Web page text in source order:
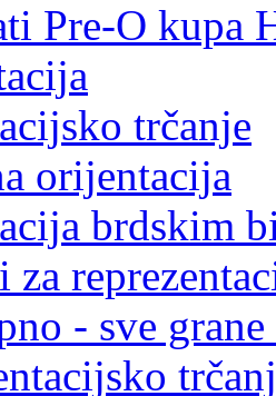
Pre-O kupa
trčanje
orijentacija
brdskim
za
- sve